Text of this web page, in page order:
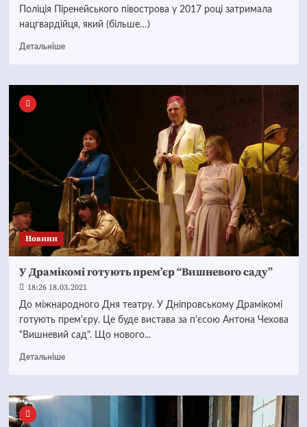
Поліція Піренейського півострова у 2017 році затримала
нацгвардійця, який (більше…)
Детальніше
Новини
У Драмікомі готують прем’єр “Вишневого саду”
18:26 18.03.2021
До міжнародного Дня театру. У Дніпровському Драмікомі
готують прем'єру. Це буде вистава за п'єсою Антона Чехова
"Вишневий сад". Що нового...
Детальніше